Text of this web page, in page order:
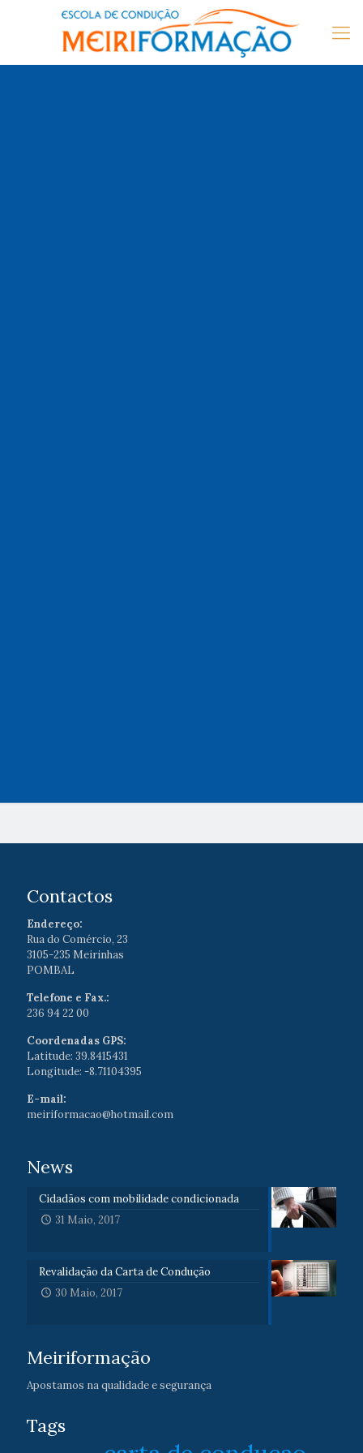
Contactos
Endereço:
Rua do Comércio, 23
3105-235 Meirinhas
POMBAL
Telefone e Fax.:
236 94 22 00
Coordenadas GPS:
Latitude: 39.8415431
Longitude: -8.71104395
E-mail:
meiriformacao@hotmail.com
News
Cidadãos com mobilidade condicionada
31 Maio, 2017
Revalidação da Carta de Condução
30 Maio, 2017
Meiriformação
Apostamos na qualidade e segurança
Tags